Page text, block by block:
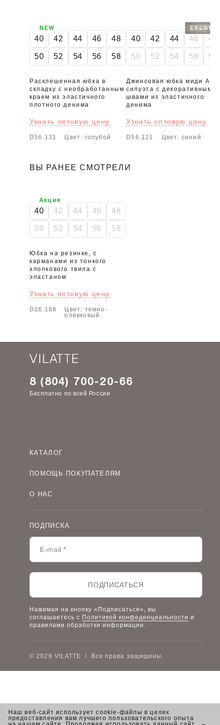
40 42 44 46 48
50 52 54 56 58
Расклешенная юбка в
складку с необработанным
краем из эластичного
плотного денима
Узнать оптовую цену
D56.131 Цвет: голубой
NEW
40 42 44 46 48
50 52 54 56 58
Джинсовая юбка миди А
силуэта с декоративными
швами из эластичного
денима
Узнать оптовую цену
D56.121 Цвет: синий
EXLSV
ВЫ РАНЕЕ СМОТРЕЛИ
40 42 44 46 48
50 52 54 56 58
Юбка на резинке, с
карманами из тонкого
хлопкового твила с
эластаном
Узнать оптовую цену
D26.188
Цвет: темно-
оливковый
Акция
8 (804) 700-20-66
Бесплатно по всей России
КАТАЛОГ
Детская одежда оптом
ПОМОЩЬ ПОКУПАТЕЛЯМ
Условия сотрудничества
Таблицы размеров
О НАС
Политика конфиденциальности
Наши дилеры
Наш розничный интернет-магазин
ПОДПИСКА
ПОДПИСАТЬСЯ
Нажимая на кнопку «Подписаться», вы
соглашаетесь с Политикой конфеденциальности и
правилами обработки информации.
© 2026 VILATTE / Все права защищены.
Наш веб-сайт использует cookie-файлы в целях
предоставления вам лучшего пользовательского опыта